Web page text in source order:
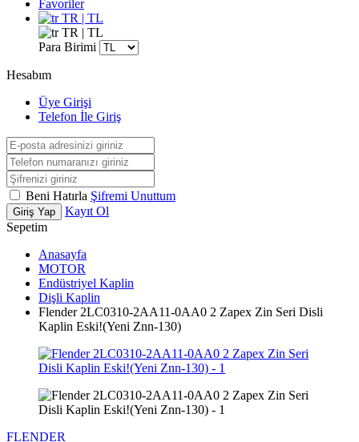
Favoriler
TR | TL
TR | TL
Para Birimi
Hesabım
Üye Girişi
Telefon İle Giriş
Beni Hatırla Şifremi Unuttum
Giriş Yap
Kayıt Ol
Sepetim
Anasayfa
MOTOR
Endüstriyel Kaplin
Dişli Kaplin
Flender 2LC0310-2AA11-0AA0 2 Zapex Zin Seri Disli
Kaplin Eski!(Yeni Znn-130)
FLENDER